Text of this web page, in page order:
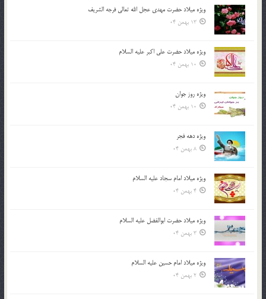
ویژه میلاد حضرت مهدی عجل الله تعالی فرجه الشريف
13 بهمن 04
ویژه میلاد حضرت علی اکبر علیه السلام
10 بهمن 04
ویژه روز جوان
10 بهمن 04
ویژه دهه فجر
8 بهمن 04
ویژه میلاد امام سجاد علیه السلام
4 بهمن 04
ویژه میلاد حضرت ابوالفضل علیه السلام
3 بهمن 04
ویژه میلاد امام حسین علیه السلام
2 بهمن 04